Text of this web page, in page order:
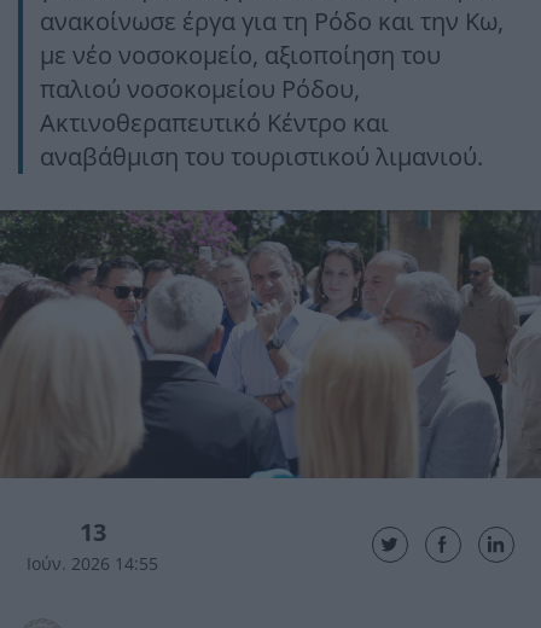
ανακοίνωσε έργα για τη Ρόδο και την Κω,
με νέο νοσοκομείο, αξιοποίηση του
παλιού νοσοκομείου Ρόδου,
Ακτινοθεραπευτικό Κέντρο και
αναβάθμιση του τουριστικού λιμανιού.
13
Ιούν. 2026 14:55